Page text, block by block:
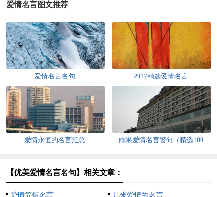
爱情名言图文推荐
爱情名言名句 2017精选爱情名言
爱情永恒的名言汇总
雨果爱情名言警句（精选100
【优美爱情名言名句】相关文章：
爱情简短名言 几米爱情的名言